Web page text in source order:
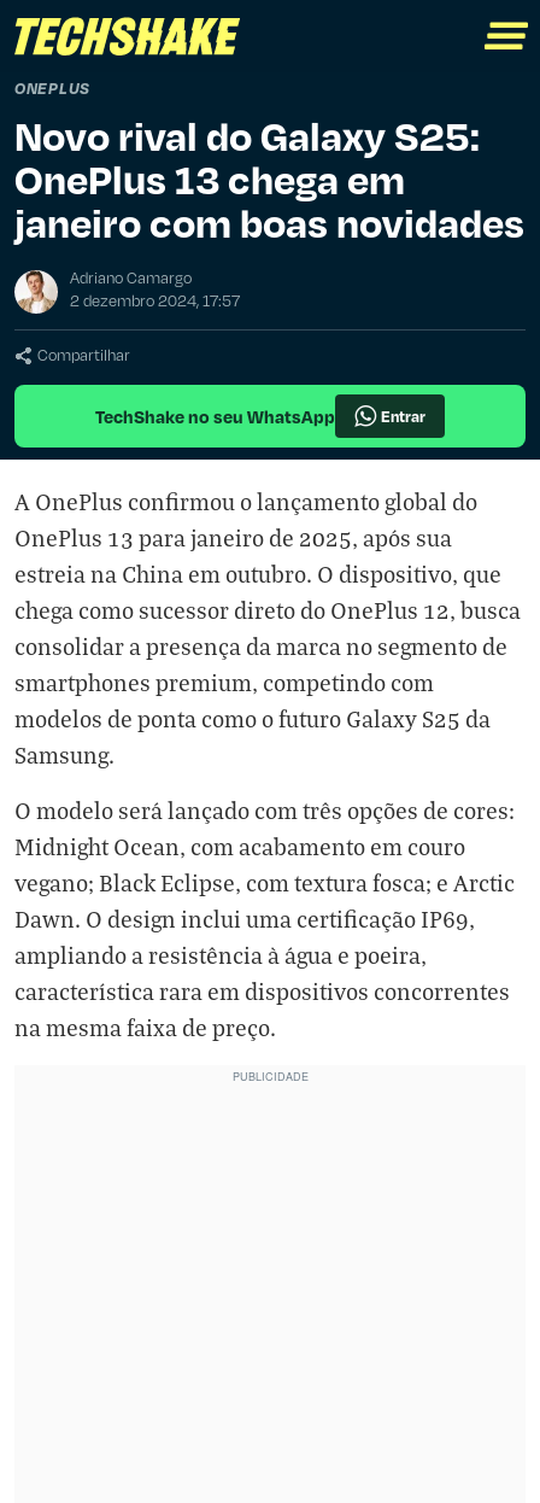
ONEPLUS
Novo rival do Galaxy S25:
OnePlus 13 chega em
janeiro com boas novidades
Adriano Camargo
2 dezembro 2024, 17:57
Compartilhar
TechShake no seu WhatsApp Entrar
A OnePlus confirmou o lançamento global do
OnePlus 13 para janeiro de 2025, após sua
estreia na China em outubro. O dispositivo, que
chega como sucessor direto do OnePlus 12, busca
consolidar a presença da marca no segmento de
smartphones premium, competindo com
modelos de ponta como o futuro Galaxy S25 da
Samsung.
O modelo será lançado com três opções de cores:
Midnight Ocean, com acabamento em couro
vegano; Black Eclipse, com textura fosca; e Arctic
Dawn. O design inclui uma certificação IP69,
ampliando a resistência à água e poeira,
característica rara em dispositivos concorrentes
na mesma faixa de preço.